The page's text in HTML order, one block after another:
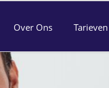
Over Ons Tarieven